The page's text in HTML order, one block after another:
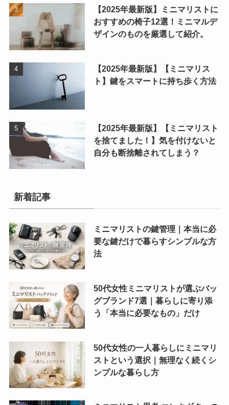
【2025年最新版】ミニマリストに
おすすめの椅子12選！ミニマルデ
ザインのものを厳選して紹介。
【2025年最新版】【ミニマリス
ト】鍵をスマートに持ち歩く方法
【2025年最新版】【ミニマリスト
を捨てました！】気を付けないと
自分も断捨離されてしまう？
新着記事
ミニマリストの鍵管理｜本当に必
要な鍵だけで暮らすシンプルな方
法
50代女性ミニマリストが選ぶバッ
グブランド7選｜暮らしに寄り添
う「本当に必要なもの」だけ
50代女性の一人暮らしにミニマリ
ストという選択｜無理なく続くシ
ンプルな暮らし方